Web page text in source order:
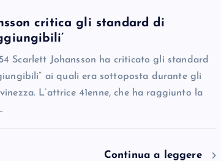
critica gli standard di
Scarlett Johansson ha criticato gli standard
ai quali era sottoposta durante gli
L’attrice 41enne, che ha raggiunto la
Continua a leggere